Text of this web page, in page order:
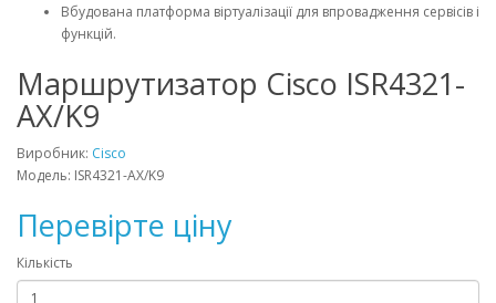
Вбудована платформа віртуалізації для впровадження сервісів і
функцій.
Маршрутизатор Cisco ISR4321-
AX/K9
Виробник: Cisco
Модель: ISR4321-AX/K9
Перевірте ціну
Кількість